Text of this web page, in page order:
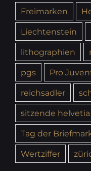
Freimarken
Liechtenstein
lithographien
pgs
Pro
reichsadler
sitzende helvetia
Tag der
Wertziffer